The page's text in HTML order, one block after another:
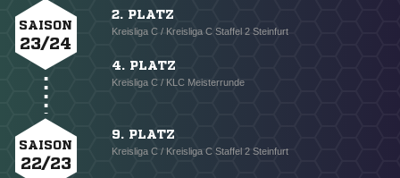
SAISON
23/24
2. PLATZ
Kreisliga C / Kreisliga C Staffel 2 Steinfurt
4. PLATZ
Kreisliga C / KLC Meisterrunde
SAISON
22/23
9. PLATZ
Kreisliga C / Kreisliga C Staffel 2 Steinfurt